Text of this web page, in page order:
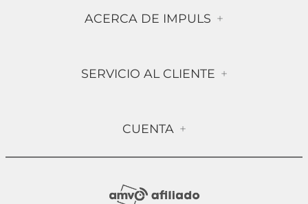
ACERCA DE IMPULS +
Contáctanos
Compra Segura
Sucursales
SERVICIO AL CLIENTE +
Política de Devolución
CUENTA +